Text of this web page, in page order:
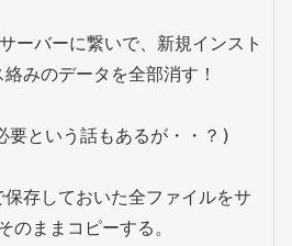
バーに繋いで、新規インスト
みのデータを全部消す！
という話もあるが・・？)
存しておいた全ファイルをサ
ままコピーする。